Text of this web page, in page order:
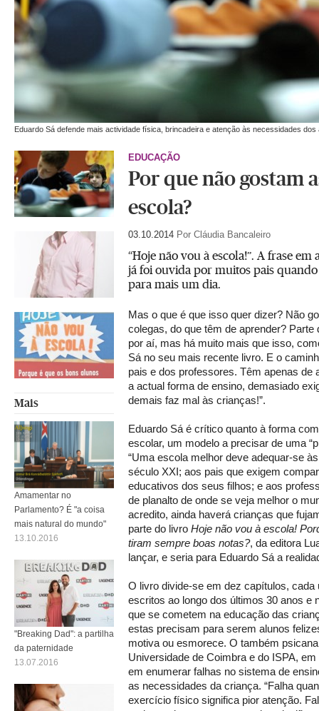
Eduardo Sá defende mais actividade física, brincadeira e atenção às necessidades
EDUCAÇÃO
Por que não gostam
escola?
03.10.2014 Por Cláudia Bancaleiro
“Hoje não vou à escola!”. A frase
já foi ouvida por muitos pais
para mais um dia.
Mas o que é que isso quer dizer? Não
colegas, do que têm de aprender?
por aí, mas há muito mais que isso,
Sá no seu mais recente livro. E o
pais e dos professores. Têm apenas de
a actual forma de ensino, demasiado
demais faz mal às crianças!”.
Eduardo Sá é crítico quanto à forma
escolar, um modelo a precisar de uma
“Uma escola melhor deve adequar-se
século XXI; aos pais que exigem
educativos dos seus filhos; e aos
de planalto de onde se veja melhor o
acredito, ainda haverá crianças que
parte do livro Hoje não vou à escola!
tiram sempre boas notas?, da editora
lançar, e seria para Eduardo Sá a
O livro divide-se em dez capítulos,
escritos ao longo dos últimos 30 anos e
que se cometem na educação das
estas precisam para serem alunos
motiva ou esmorece. O também
Universidade de Coimbra e do ISPA,
em enumerar falhas no sistema de
as necessidades da criança. “Falha
exercício físico significa pior atenção.
Mais
Amamentar no
Parlamento? É "a coisa
mais natural do mundo"
13.10.2016
"Breaking Dad": a partilha
da paternidade
13.07.2016